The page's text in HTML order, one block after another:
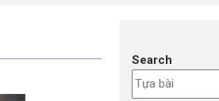
Search